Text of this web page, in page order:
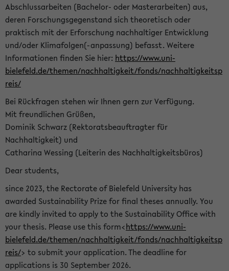
Abschlussarbeiten (Bachelor- oder Masterarbeiten) aus,
deren Forschungsgegenstand sich theoretisch oder
praktisch mit der Erforschung nachhaltiger Entwicklung
und/oder Klimafolgen(-anpassung) befasst. Weitere
Informationen finden Sie hier: https://www.uni-
bielefeld.de/themen/nachhaltigkeit/fonds/nachhaltigkeitsp
reis/
Bei Rückfragen stehen wir Ihnen gern zur Verfügung.
Mit freundlichen Grüßen,
Dominik Schwarz (Rektoratsbeauftragter für
Nachhaltigkeit) und
Catharina Wessing (Leiterin des Nachhaltigkeitsbüros)
Dear students,
since 2023, the Rectorate of Bielefeld University has
awarded Sustainability Prize for final theses annually. You
are kindly invited to apply to the Sustainability Office with
your thesis. Please use this form<https://www.uni-
bielefeld.de/themen/nachhaltigkeit/fonds/nachhaltigkeitsp
reis/> to submit your application. The deadline for
applications is 30 September 2026.